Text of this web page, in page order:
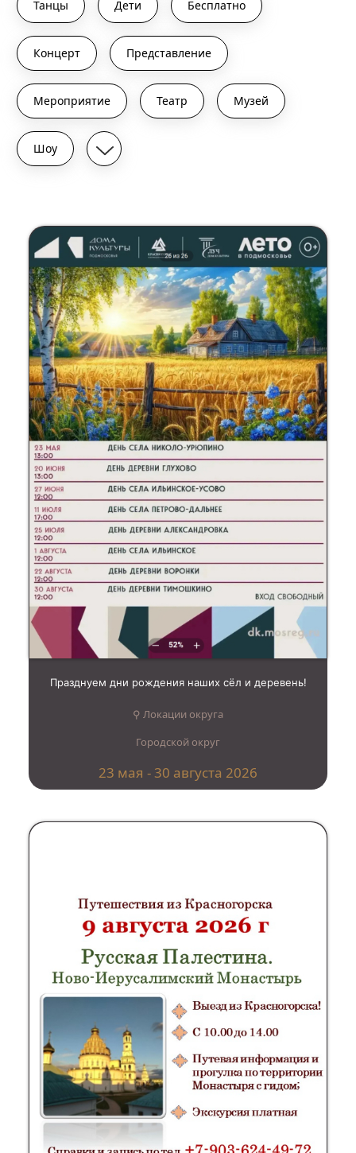
Танцы Дети Бесплатно
Концерт Представление
Мероприятие Театр Музей
Шоу
Празднуем дни рождения наших сёл и деревень!
⚲ Локации округа
Городской округ
23 мая - 30 августа 2026